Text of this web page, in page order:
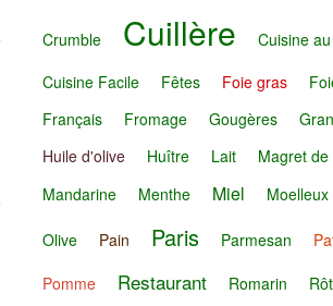
Crumble Cuillère
Cuisine
Cuisine Facile
Fêtes Foie gras
Français
Fromage Gougères
Huile d'olive
Huître Lait
Magret de
Mandarine
Menthe Miel Moelleux
Olive Pain Paris Parmesan
Pomme
Restaurant Romarin